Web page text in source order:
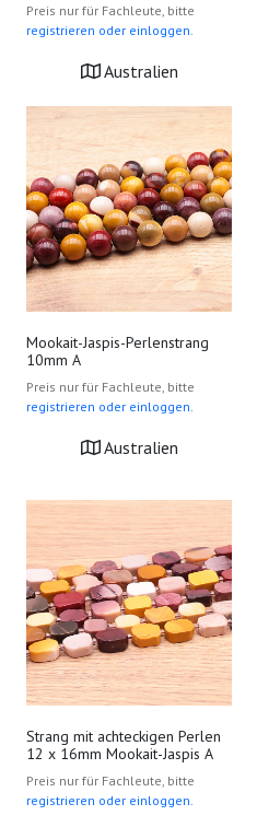
Preis nur für Fachleute, bitte
registrieren oder einloggen.
Australien
Mookait-Jaspis-Perlenstrang
10mm A
Preis nur für Fachleute, bitte
registrieren oder einloggen.
Australien
Strang mit achteckigen Perlen
12 x 16mm Mookait-Jaspis A
Preis nur für Fachleute, bitte
registrieren oder einloggen.